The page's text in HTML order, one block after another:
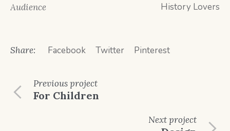
Audience History Lovers
Share: Facebook Twitter Pinterest
Previousproject
For Children
Nextproject